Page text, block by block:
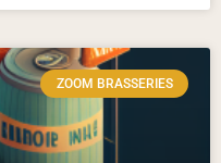
ZOOM BRASSERIES